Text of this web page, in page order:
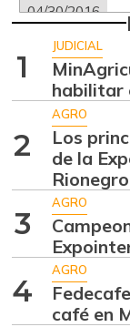
04/30/2016
Arveja
07/25/2026
07/25/2026
Cebolla
07/25/2026
07/25/2026
Chócolo
1
JUDICIAL
habilitar
2
AGRO
Los
de la
Rionegro
3
AGRO
4
AGRO
café en